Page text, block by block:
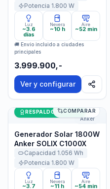
Potencia 1.800 W
Luz
~3.6
días
Nevera
~10 h
Aire
~52 min
🚚 Envío incluido a ciudades
principales
3.999.900,-
Ver y configurar
Generador Solar 1800W
Anker
RESPALDO DE CASA
COMPARAR
Generador Solar 1800W
Anker SOLIX C1000X
Capacidad 1.056 Wh
Potencia 1.800 W
Luz
~3.7
Nevera
~11 h
Aire
~54 min